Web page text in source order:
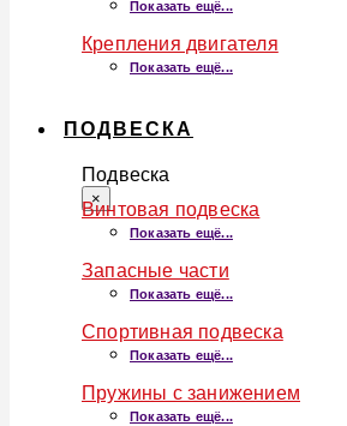
Показать ещё...
Крепления двигателя
Показать ещё...
ПОДВЕСКА
Подвеска
×
Винтовая подвеска
Показать ещё...
Запасные части
Показать ещё...
Спортивная подвеска
Показать ещё...
Пружины с занижением
Показать ещё...